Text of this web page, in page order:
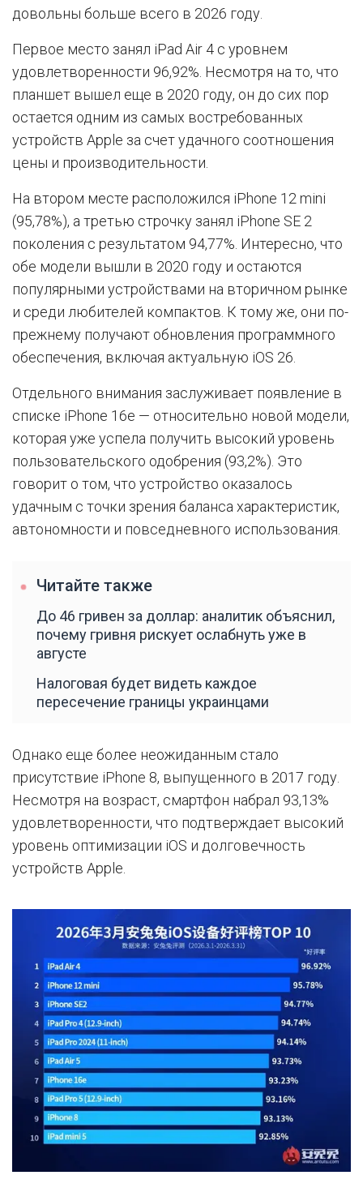
довольны больше всего в 2026 году.
Первое место занял iPad Air 4 с уровнем
удовлетворенности 96,92%. Несмотря на то, что
планшет вышел еще в 2020 году, он до сих пор
остается одним из самых востребованных
устройств Apple за счет удачного соотношения
цены и производительности.
На втором месте расположился iPhone 12 mini
(95,78%), а третью строчку занял iPhone SE 2
поколения с результатом 94,77%. Интересно, что
обе модели вышли в 2020 году и остаются
популярными устройствами на вторичном рынке
и среди любителей компактов. К тому же, они по-
прежнему получают обновления программного
обеспечения, включая актуальную iOS 26.
Отдельного внимания заслуживает появление в
списке iPhone 16e — относительно новой модели,
которая уже успела получить высокий уровень
пользовательского одобрения (93,2%). Это
говорит о том, что устройство оказалось
удачным с точки зрения баланса характеристик,
автономности и повседневного использования.
Читайте также
До 46 гривен за доллар: аналитик объяснил,
почему гривня рискует ослабнуть уже в
августе
Налоговая будет видеть каждое
пересечение границы украинцами
Однако еще более неожиданным стало
присутствие iPhone 8, выпущенного в 2017 году.
Несмотря на возраст, смартфон набрал 93,13%
удовлетворенности, что подтверждает высокий
уровень оптимизации iOS и долговечность
устройств Apple.